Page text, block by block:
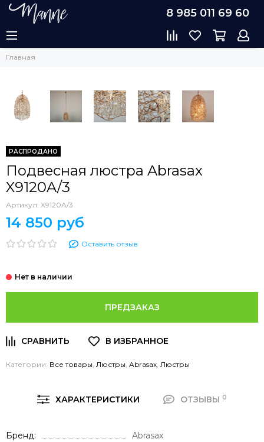
8 985 011 69 60
Главная
РАСПРОДАНО
Подвесная люстра Abrasax
X9120A/3
Артикул: X9120A/3
14 850 руб
Оставить отзыв
ПРЕДЗАКАЗ
Категории: Все товары, Люстры, Abrasax, Люстры
ХАРАКТЕРИСТИКИ ОТЗЫВЫ 0
Бренд Abrasax